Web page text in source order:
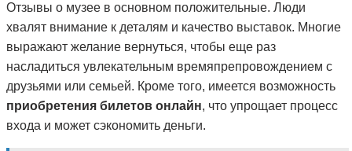
Отзывы о музее в основном положительные. Люди
хвалят внимание к деталям и качество выставок. Многие
выражают желание вернуться, чтобы еще раз
насладиться увлекательным времяпрепровождением с
друзьями или семьей. Кроме того, имеется возможность
приобретения билетов онлайн, что упрощает процесс
входа и может сэкономить деньги.